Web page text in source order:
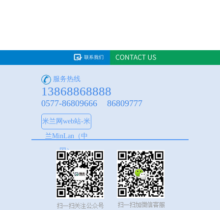
服务热线
13868868888
0577-86809666 86809777
米兰网web站-米
兰MinLan（中
国）